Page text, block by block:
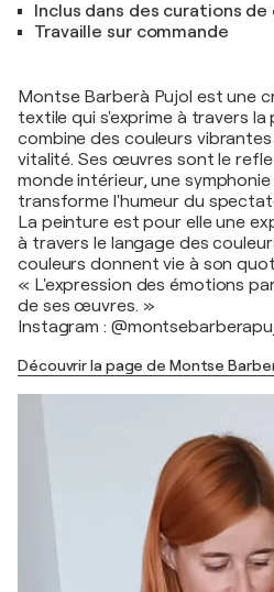
Inclus dans des curations
Travaille sur commande
Montse Barberà Pujol est une
textile qui s'exprime à travers
combine des couleurs
vitalité. Ses œuvres sont le
monde intérieur, une
transforme l'humeur du
La peinture est pour elle une
à travers le langage des
couleurs donnent vie à son
« L'expression des émotions
de ses œuvres. »
Instagram :
Découvrir la page de Montse